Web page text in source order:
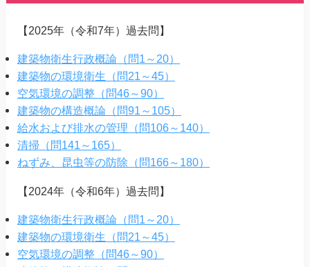
【2025年（令和7年）過去問】
建築物衛生行政概論（問1～20）
建築物の環境衛生（問21～45）
空気環境の調整（問46～90）
建築物の構造概論（問91～105）
給水および排水の管理（問106～140）
清掃（問141～165）
ねずみ、昆虫等の防除（問166～180）
【2024年（令和6年）過去問】
建築物衛生行政概論（問1～20）
建築物の環境衛生（問21～45）
空気環境の調整（問46～90）